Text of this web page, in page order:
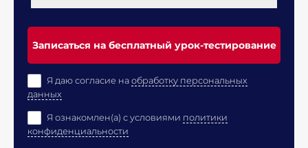
Записаться на бесплатный урок-тестирование
Я даю согласие на обработку персональных
данных
Я ознакомлен(а) с условиями политики
конфиденциальности